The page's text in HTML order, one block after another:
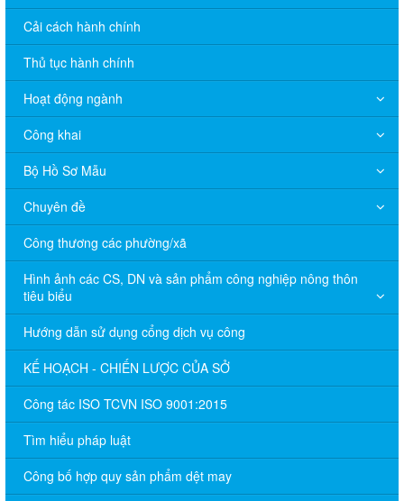
Cải cách hành chính
Thủ tục hành chính
Hoạt động ngành
Công khai
Bộ Hồ Sơ Mẫu
Chuyên đề
Công thương các phường/xã
Hình ảnh các CS, DN và sản phẩm công nghiệp nông thôn
tiêu biểu
Hướng dẫn sử dụng cổng dịch vụ công
KẾ HOẠCH - CHIẾN LƯỢC CỦA SỞ
Công tác ISO TCVN ISO 9001:2015
Tìm hiểu pháp luật
Công bố hợp quy sản phẩm dệt may